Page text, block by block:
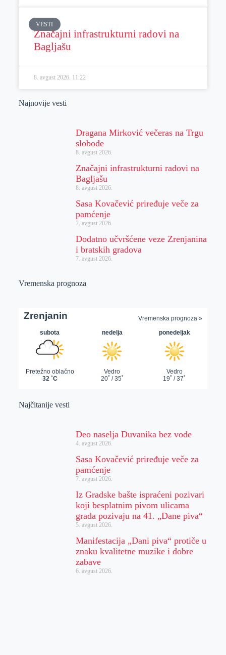
VESTI
Značajni infrastrukturni radovi na
Bagljašu
8. avgust 2026. 11:22
Najnovije vesti
Dragana Mirković večeras na Trgu
slobode
8. avgust 2026.
Značajni infrastrukturni radovi na
Bagljašu
8. avgust 2026.
Sasa Kovačević priređuje veče za
pamćenje
7. avgust 2026.
Dodatno učvršćene veze Zrenjanina
i bratskih gradova
7. avgust 2026.
Vremenska prognoza
Najčitanije vesti
Deo naselja Duvanika bez vode
4. avgust 2026.
Sasa Kovačević priređuje veče za
pamćenje
7. avgust 2026.
Iz Gradske bašte ispraćeni pozivari
koji besplatnim pivom ulicama
grada pozivaju na 41. „Dane piva“
5. avgust 2026.
Manifestacija „Dani piva“ protiče u
znaku kvalitetne muzike i dobre
zabave
6. avgust 2026.